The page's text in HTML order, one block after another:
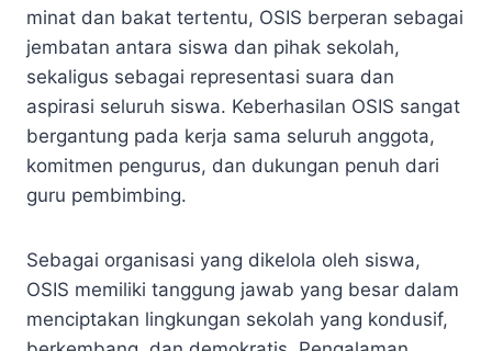
minat dan bakat tertentu, OSIS berperan sebagai
jembatan antara siswa dan pihak sekolah,
sekaligus sebagai representasi suara dan
aspirasi seluruh siswa. Keberhasilan OSIS sangat
bergantung pada kerja sama seluruh anggota,
komitmen pengurus, dan dukungan penuh dari
guru pembimbing.
Sebagai organisasi yang dikelola oleh siswa,
OSIS memiliki tanggung jawab yang besar dalam
menciptakan lingkungan sekolah yang kondusif,